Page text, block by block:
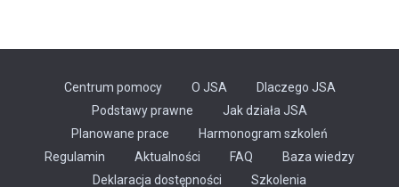
Centrum pomocy O JSA
Dlaczego JSA
Podstawy prawne
Jak działa JSA
Planowane prace
Harmonogram szkoleń
Regulamin
Aktualności FAQ
Baza wiedzy
Deklaracja dostępności
Szkolenia